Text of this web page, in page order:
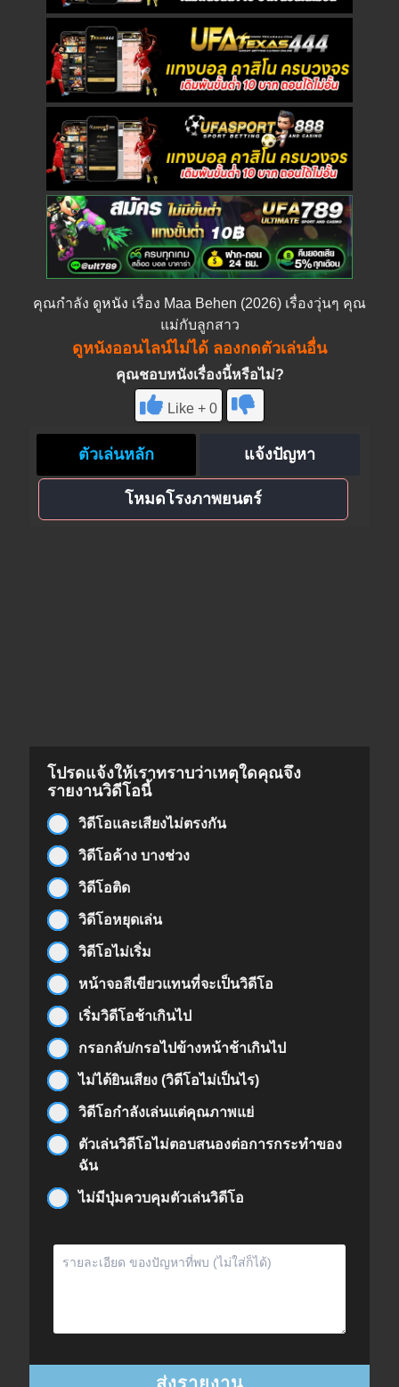
คุณกำลัง ดูหนัง เรื่อง Maa Behen (2026) เรื่องวุ่นๆ คุณ
แม่กับลูกสาว
ดูหนังออนไลน์ไม่ได้ ลองกดตัวเล่นอื่น
คุณชอบหนังเรื่องนี้หรือไม่?
Like + 0
ตัวเล่นหลัก แจ้งปัญหา
โหมดโรงภาพยนตร์
โปรดแจ้งให้เราทราบว่าเหตุใดคุณจึง
รายงานวิดีโอนี้
วิดีโอและเสียงไม่ตรงกัน
วิดีโอค้าง บางช่วง
วิดีโอติด
วิดีโอหยุดเล่น
วิดีโอไม่เริ่ม
หน้าจอสีเขียวแทนที่จะเป็นวิดีโอ
เริ่มวิดีโอช้าเกินไป
กรอกลับ/กรอไปข้างหน้าช้าเกินไป
ไม่ได้ยินเสียง (วิดีโอไม่เป็นไร)
วิดีโอกำลังเล่นแต่คุณภาพแย่
ตัวเล่นวิดีโอไม่ตอบสนองต่อการกระทำของ
ฉัน
ไม่มีปุ่มควบคุมตัวเล่นวิดีโอ